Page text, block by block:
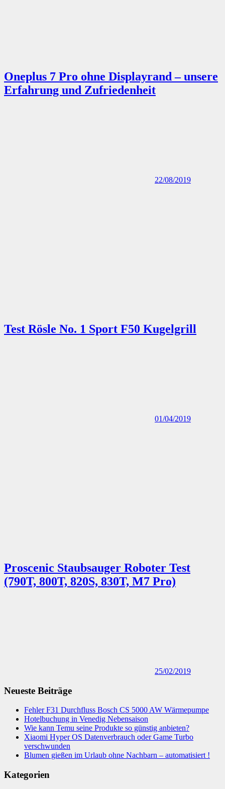
Oneplus 7 Pro ohne Displayrand – unsere
Erfahrung und Zufriedenheit
22/08/2019
Test Rösle No. 1 Sport F50 Kugelgrill
01/04/2019
Proscenic Staubsauger Roboter Test
(790T, 800T, 820S, 830T, M7 Pro)
25/02/2019
Neueste Beiträge
Fehler F31 Durchfluss Bosch CS 5000 AW Wärmepumpe
Hotelbuchung in Venedig Nebensaison
Wie kann Temu seine Produkte so günstig anbieten?
Xiaomi Hyper OS Datenverbrauch oder Game Turbo
verschwunden
Blumen gießen im Urlaub ohne Nachbarn – automatisiert !
Kategorien